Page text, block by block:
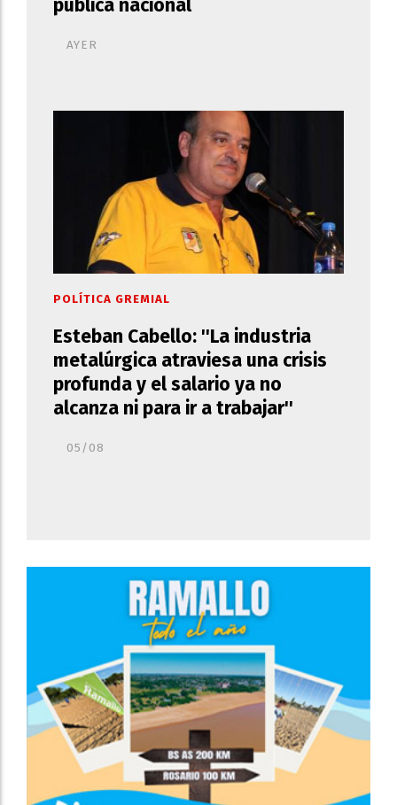
pública nacional
AYER
Esteban Cabello: ''La industria
metalúrgica atraviesa una crisis
profunda y el salario ya no
alcanza ni para ir a trabajar''
POLÍTICA GREMIAL
05/08